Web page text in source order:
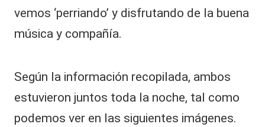
vemos ‘perriando’ y disfrutando de la buena
música y compañía.
Según la información recopilada, ambos
estuvieron juntos toda la noche, tal como
podemos ver en las siguientes imágenes.